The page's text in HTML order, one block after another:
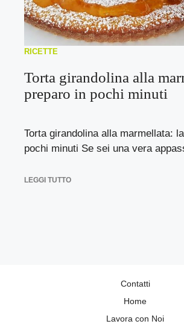
RICETTE
Torta girandolina alla
preparo in pochi minuti
Torta girandolina alla marmellata:
pochi minuti Se sei una vera
LEGGI TUTTO
Contatti
Home
Lavora con Noi